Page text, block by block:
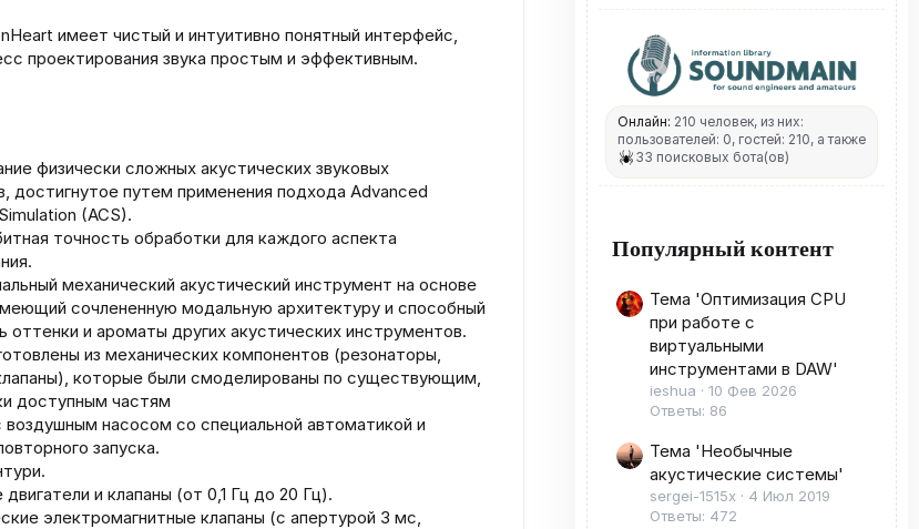
имеет чистый и интуитивно понятный интерфейс,
проектирования звука простым и эффективным.
физически сложных акустических звуковых
достигнутое путем применения подхода Advanced
(ACS).
точность обработки для каждого аспекта
механический акустический инструмент на основе
сочлененную модальную архитектуру и способный
оттенки и ароматы других акустических инструментов.
из механических компонентов (резонаторы,
которые были смоделированы по существующим,
доступным частям
воздушным насосом со специальной автоматикой и
запуска.
и клапаны (от 0,1 Гц до 20 Гц).
электромагнитные клапаны (с апертурой 3 мс,
Онлайн: 210 человек, из них:
пользователей: 0, гостей: 210, а также
33 поисковых бота(ов)
Популярный контент
Тема 'Оптимизация CPU
при работе с
виртуальными
инструментами в DAW'
ieshua
10 Фев 2026
Ответы: 86
Тема 'Необычные
акустические системы'
sergei-1515x
4 Июл 2019
Ответы: 472